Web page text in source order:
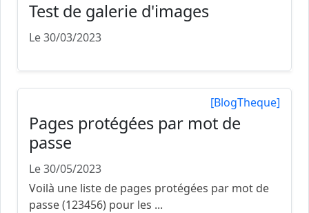
Test de galerie d'images
Le 30/03/2023
[BlogTheque]
Pages protégées par mot de
passe
Le 30/05/2023
Voilà une liste de pages protégées par mot de
passe (123456) pour les ...